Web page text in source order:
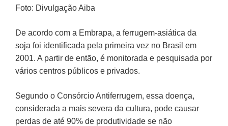
Foto: Divulgação Aiba
De acordo com a Embrapa, a ferrugem-asiática da
soja foi identificada pela primeira vez no Brasil em
2001. A partir de então, é monitorada e pesquisada por
vários centros públicos e privados.
Segundo o Consórcio Antiferrugem, essa doença,
considerada a mais severa da cultura, pode causar
perdas de até 90% de produtividade se não